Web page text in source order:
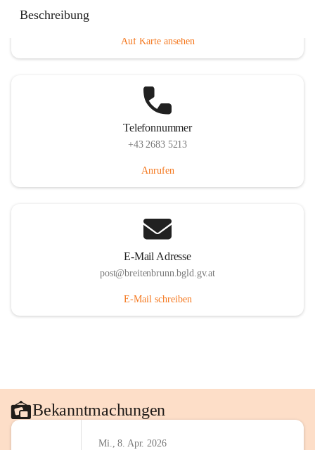
Beschreibung
Auf Karte ansehen
Telefonnummer
+43 2683 5213
Anrufen
E-Mail Adresse
post@breitenbrunn.bgld.gv.at
E-Mail schreiben
Bekanntmachungen
Mi., 8. Apr. 2026